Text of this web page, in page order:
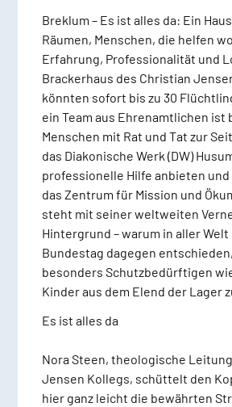
Breklum – Es ist alles da: Ein
Räumen, Menschen, die helfen
Erfahrung, Professionalität und
Brackerhaus des Christian
könnten sofort bis zu 30
ein Team aus Ehrenamtlichen ist
Menschen mit Rat und Tat zur
das Diakonische Werk (DW)
professionelle Hilfe anbieten
das Zentrum für Mission und
steht mit seiner weltweiten
Hintergrund – warum in aller
Bundestag dagegen
besonders Schutzbedürftigen
Kinder aus dem Elend der Lager
Es ist alles da
Nora Steen, theologische
Jensen Kollegs, schüttelt den
hier ganz leicht die bewährten